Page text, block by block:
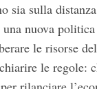
sulla
nuova
le risorse
le regole: